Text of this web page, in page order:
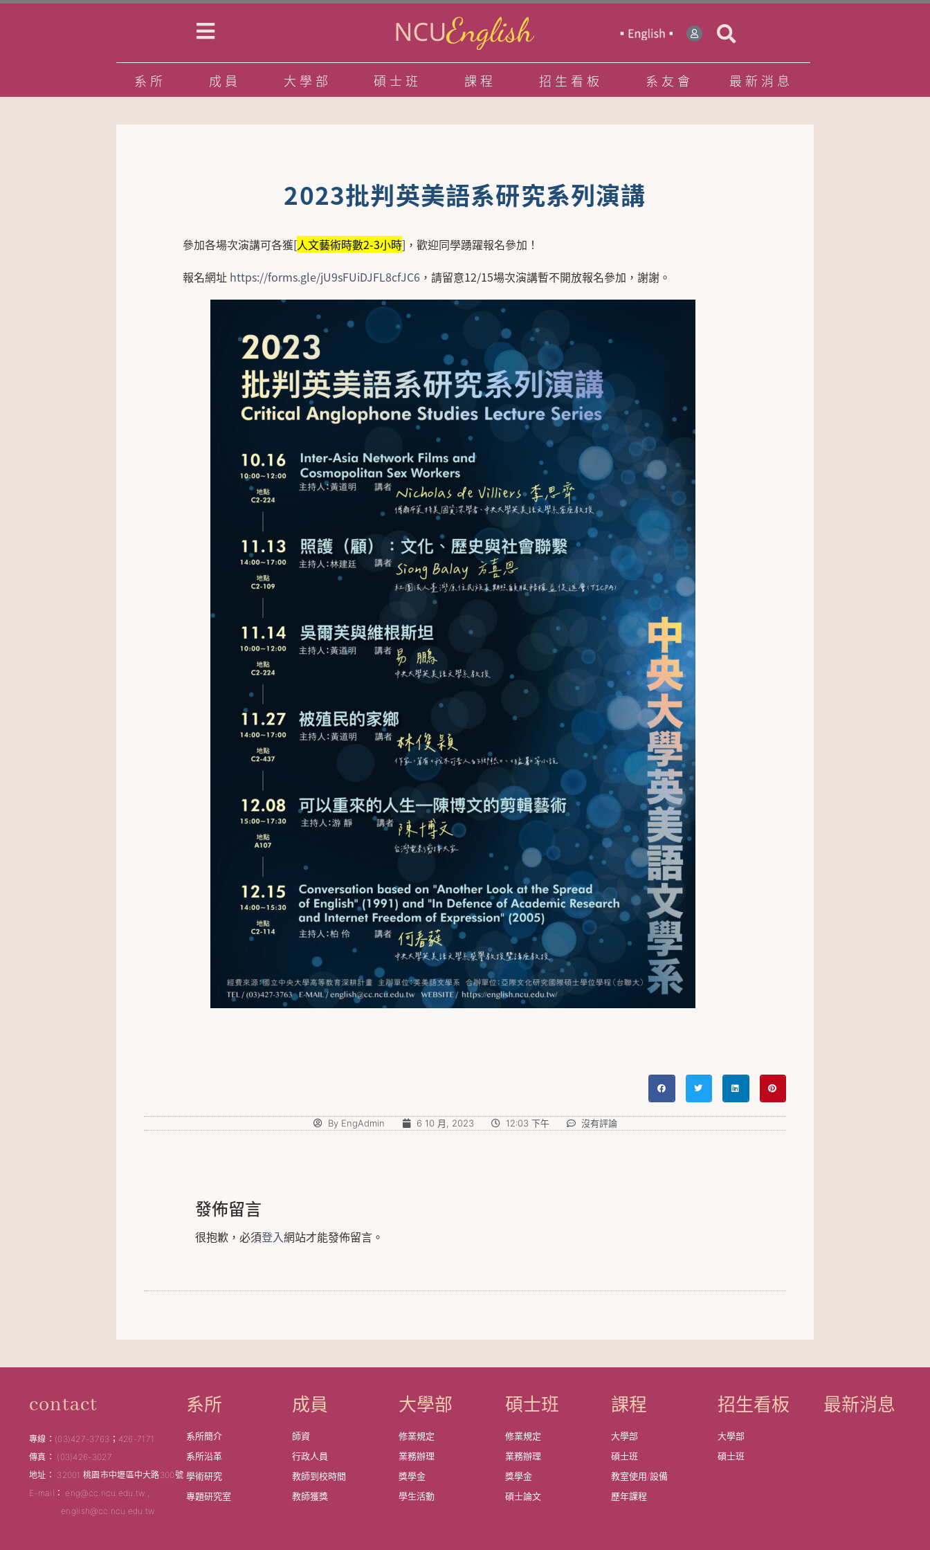
系所 成員 大學部 碩士班 課程 招生看板 系友會 最新消息
2023批判英美語系研究系列演講
參加各場次演講可各獲[人文藝術時數2-3小時]，歡迎同學踴躍報名參加！
報名網址 https://forms.gle/jU9sFUiDJFL8cfJC6 ，請留意12/15場次演講暫不開放報名參加，謝謝。
ByEngAdmin 6 10 月, 2023 12:03 下午 沒有評論
發佈留言
很抱歉，必須登入網站才能發佈留言。
contact
專線：(03)427-3763；426-7171
傳真： (03)426-3027
地址： 32001 桃園市中壢區中大路300號
E-mail： eng@cc.ncu.edu.tw ,
english@cc.ncu.edu.tw
系所
系所簡介
系所沿革
學術研究
專題研究室
成員
師資
行政人員
教師到校時間
教師獲獎
大學部
修業規定
業務辦理
獎學金
學生活動
碩士班
修業規定
業務辦理
獎學金
碩士論文
課程
大學部
碩士班
教室使用/設備
歷年課程
招生看板
大學部
碩士班
最新消息